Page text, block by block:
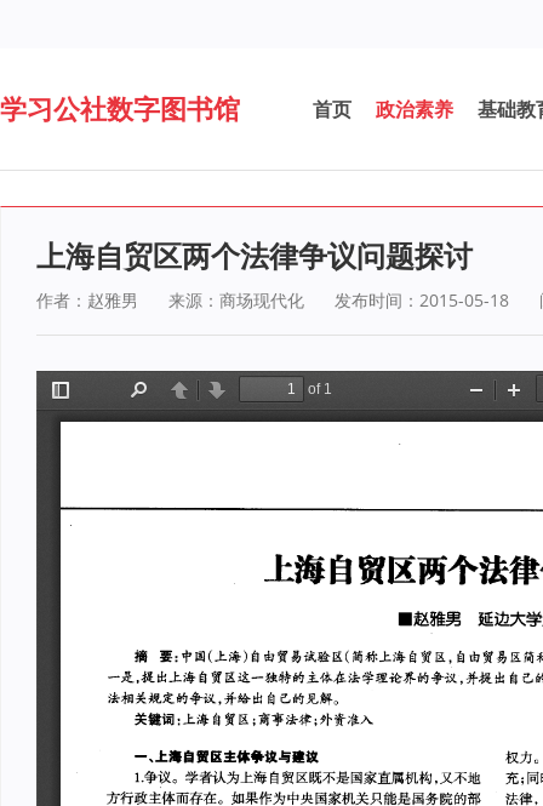
学习公社数字图书馆 首页 政治素养 基础教
上海自贸区两个法律争议问题探讨
作者：赵雅男 来源：商场现代化 发布时间：2015-05-18